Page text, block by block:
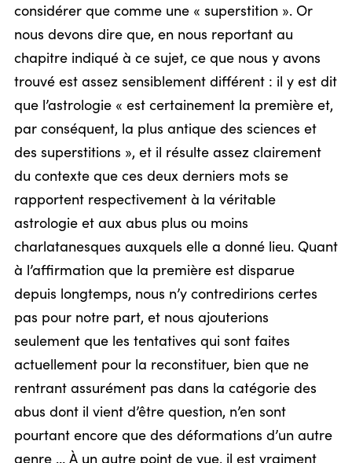
considérer que comme une « superstition ». Or
nous devons dire que, en nous reportant au
chapitre indiqué à ce sujet, ce que nous y avons
trouvé est assez sensiblement différent : il y est dit
que l’astrologie « est certainement la première et,
par conséquent, la plus antique des sciences et
des superstitions », et il résulte assez clairement
du contexte que ces deux derniers mots se
rapportent respectivement à la véritable
astrologie et aux abus plus ou moins
charlatanesques auxquels elle a donné lieu. Quant
à l’affirmation que la première est disparue
depuis longtemps, nous n’y contredirions certes
pas pour notre part, et nous ajouterions
seulement que les tentatives qui sont faites
actuellement pour la reconstituer, bien que ne
rentrant assurément pas dans la catégorie des
abus dont il vient d’être question, n’en sont
pourtant encore que des déformations d’un autre
genre … À un autre point de vue, il est vraiment